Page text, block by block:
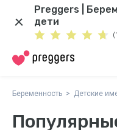
Preggers |
дети
Беременность Детские